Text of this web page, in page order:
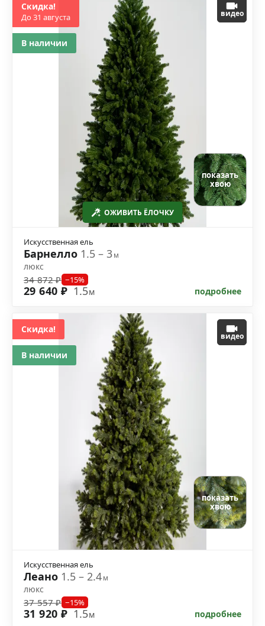
ОЖИВИТЬ ЁЛОЧКУ
видео
показать
хвою
Искусственная ель
Барнелло 1.5 – 3м
люкс
34 872 ₽ −15%
29 640 ₽ 1.5м подробнее
Скидка!
До 31 августа
В наличии
видео
показать
хвою
Искусственная ель
Леано 1.5 – 2.4м
люкс
37 557 ₽ −15%
31 920 ₽ 1.5м подробнее
Скидка!
В наличии